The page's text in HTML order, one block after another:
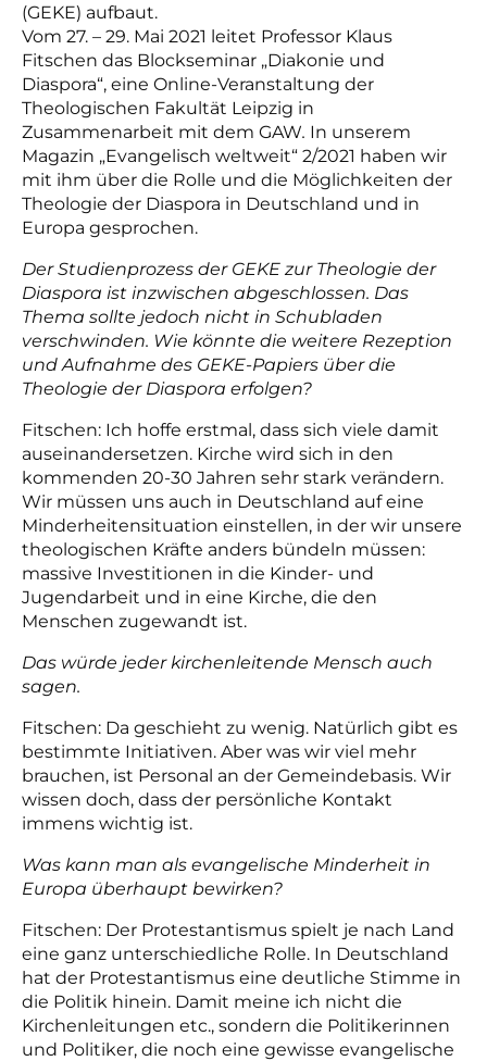
(GEKE) aufbaut.
Vom 27. – 29. Mai 2021 leitet Professor Klaus
Fitschen das Blockseminar „Diakonie und
Diaspora“, eine Online-Veranstaltung der
Theologischen Fakultät Leipzig in
Zusammenarbeit mit dem GAW. In unserem
Magazin „Evangelisch weltweit“ 2/2021 haben wir
mit ihm über die Rolle und die Möglichkeiten der
Theologie der Diaspora in Deutschland und in
Europa gesprochen.
Der Studienprozess der GEKE zur Theologie der
Diaspora ist inzwischen abgeschlossen. Das
Thema sollte jedoch nicht in Schubladen
verschwinden. Wie könnte die weitere Rezeption
und Aufnahme des GEKE-Papiers über die
Theologie der Diaspora erfolgen?
Fitschen: Ich hoffe erstmal, dass sich viele damit
auseinandersetzen. Kirche wird sich in den
kommenden 20-30 Jahren sehr stark verändern.
Wir müssen uns auch in Deutschland auf eine
Minderheitensituation einstellen, in der wir unsere
theologischen Kräfte anders bündeln müssen:
massive Investitionen in die Kinder- und
Jugendarbeit und in eine Kirche, die den
Menschen zugewandt ist.
Das würde jeder kirchenleitende Mensch auch
sagen.
Fitschen: Da geschieht zu wenig. Natürlich gibt es
bestimmte Initiativen. Aber was wir viel mehr
brauchen, ist Personal an der Gemeindebasis. Wir
wissen doch, dass der persönliche Kontakt
immens wichtig ist.
Was kann man als evangelische Minderheit in
Europa überhaupt bewirken?
Fitschen: Der Protestantismus spielt je nach Land
eine ganz unterschiedliche Rolle. In Deutschland
hat der Protestantismus eine deutliche Stimme in
die Politik hinein. Damit meine ich nicht die
Kirchenleitungen etc., sondern die Politikerinnen
und Politiker, die noch eine gewisse evangelische